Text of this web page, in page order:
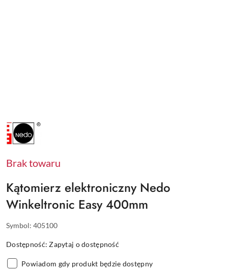
NAZWA
PRODUCENTA:
NEDO
Brak towaru
Kątomierz elektroniczny Nedo
Winkeltronic Easy 400mm
Symbol: 405100
Dostępność:Zapytaj o dostępność
Powiadom gdy produkt będzie dostępny